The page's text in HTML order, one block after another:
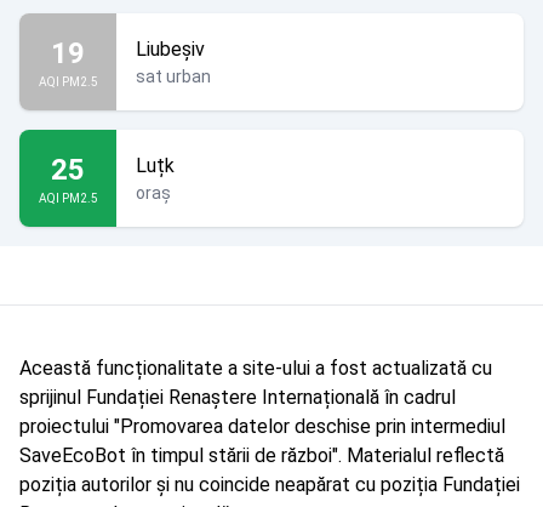
19
AQI PM2.5
Liubeșiv
sat urban
25
AQI PM2.5
Luțk
oraș
Această funcționalitate a site-ului a fost actualizată cu
sprijinul Fundației Renaștere Internațională în cadrul
proiectului "Promovarea datelor deschise prin intermediul
SaveEcoBot în timpul stării de război". Materialul reflectă
poziția autorilor și nu coincide neapărat cu poziția Fundației